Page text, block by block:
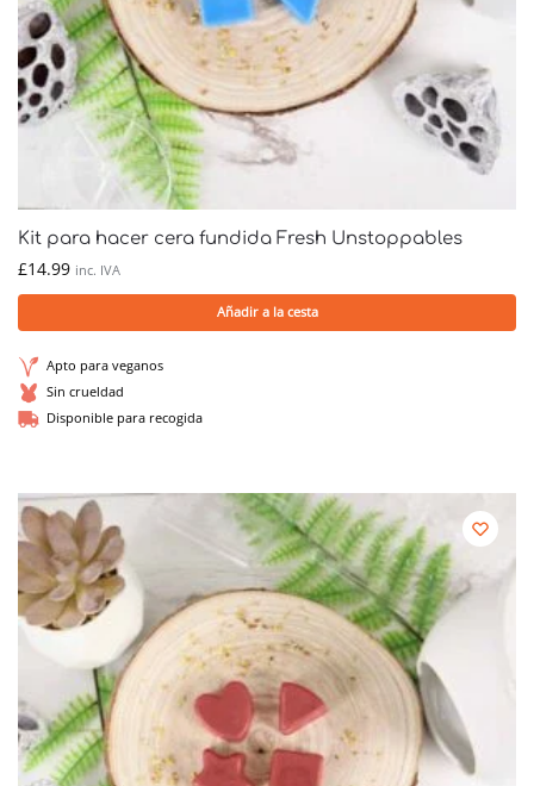
Kit para hacer cera fundida Fresh Unstoppables
£14.99 inc. IVA
Añadir a la cesta
Apto para veganos
Sin crueldad
Disponible para recogida